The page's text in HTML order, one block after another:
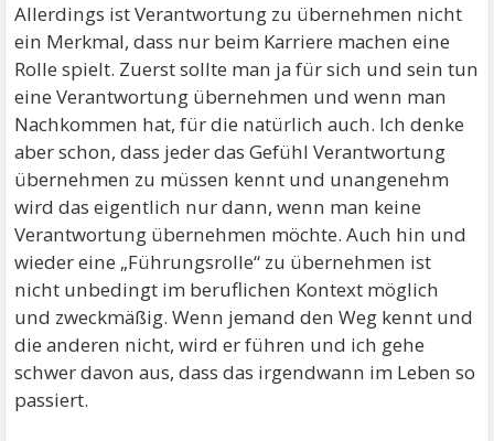
Allerdings ist Verantwortung zu übernehmen nicht
ein Merkmal, dass nur beim Karriere machen eine
Rolle spielt. Zuerst sollte man ja für sich und sein tun
eine Verantwortung übernehmen und wenn man
Nachkommen hat, für die natürlich auch. Ich denke
aber schon, dass jeder das Gefühl Verantwortung
übernehmen zu müssen kennt und unangenehm
wird das eigentlich nur dann, wenn man keine
Verantwortung übernehmen möchte. Auch hin und
wieder eine „Führungsrolle“ zu übernehmen ist
nicht unbedingt im beruflichen Kontext möglich
und zweckmäßig. Wenn jemand den Weg kennt und
die anderen nicht, wird er führen und ich gehe
schwer davon aus, dass das irgendwann im Leben so
passiert.